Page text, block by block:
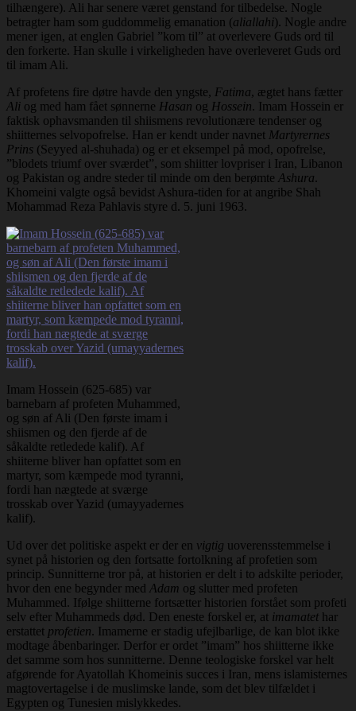
tilhængere). Ali har senere været genstand for tilbedelse. Nogle
betragter ham som guddommelig emanation (aliallahi). Nogle andre
mener igen, at englen Gabriel ”kom til” at overlevere Guds ord til
den forkerte. Han skulle i virkeligheden have overleveret Guds ord
til imam Ali.
Af profetens fire døtre havde den yngste, Fatima, ægtet hans fætter
Ali og med ham fået sønnerne Hasan og Hossein. Imam Hossein er
faktisk ophavsmanden til shiismens revolutionære tendenser og
shiitternes selvopofrelse. Han er kendt under navnet Martyrernes
Prins (Seyyed al-shuhada) og er et eksempel på mod, opofrelse,
”blodets triumf over sværdet”, som shiitter lovpriser i Iran, Libanon
og Pakistan og andre steder til minde om den berømte Ashura.
Khomeini valgte også bevidst Ashura-tiden for at angribe Shah
Mohammad Reza Pahlavis styre d. 5. juni 1963.
Imam Hossein (625-685) var
barnebarn af profeten Muhammed,
og søn af Ali (Den første imam i
shiismen og den fjerde af de
såkaldte retledede kalif). Af
shiiterne bliver han opfattet som en
martyr, som kæmpede mod tyranni,
fordi han nægtede at sværge
trosskab over Yazid (umayyadernes
kalif).
Ud over det politiske aspekt er der en vigtig uoverensstemmelse i
synet på historien og den fortsatte fortolkning af profetien som
princip. Sunnitterne tror på, at historien er delt i to adskilte perioder,
hvor den ene begynder med Adam og slutter med profeten
Muhammed. Ifølge shiitterne fortsætter historien forstået som profeti
selv efter Muhammeds død. Den eneste forskel er, at imamatet har
erstattet profetien. Imamerne er stadig ufejlbarlige, de kan blot ikke
modtage åbenbaringer. Derfor er ordet ”imam” hos shiitterne ikke
det samme som hos sunnitterne. Denne teologiske forskel var helt
afgørende for Ayatollah Khomeinis succes i Iran, mens islamisternes
magtovertagelse i de muslimske lande, som det blev tilfældet i
Egypten og Tunesien mislykkedes.